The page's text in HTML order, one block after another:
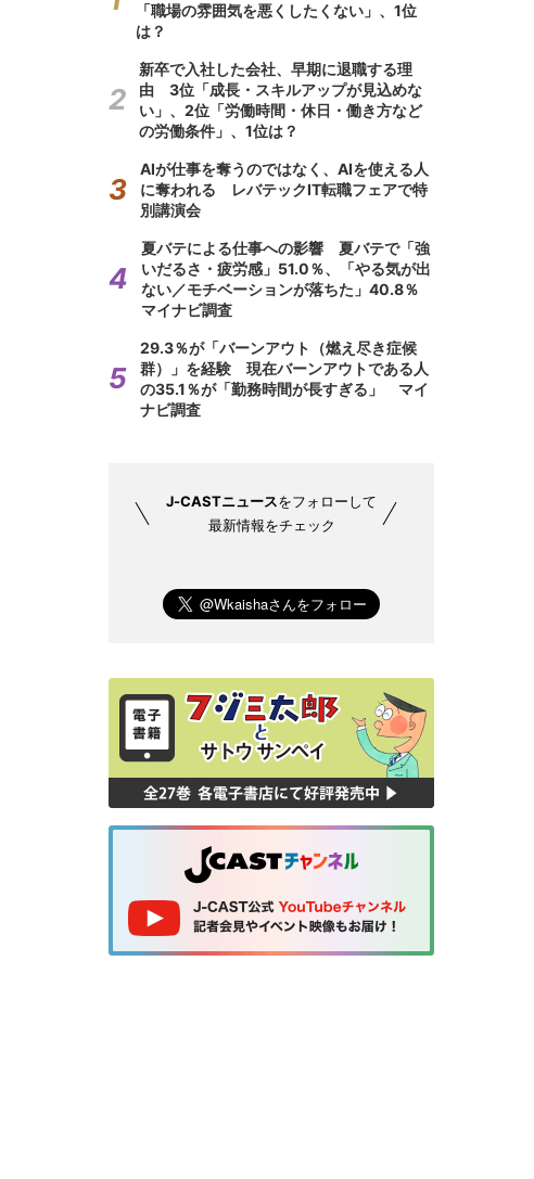
「職場の雰囲気を悪くしたくない」、1位
は？
新卒で入社した会社、早期に退職する理
由 3位「成長・スキルアップが見込めな
い」、2位「労働時間・休日・働き方など
の労働条件」、1位は？
AIが仕事を奪うのではなく、AIを使える人
に奪われる レバテックIT転職フェアで特
別講演会
夏バテによる仕事への影響 夏バテで「強
いだるさ・疲労感」51.0％、「やる気が出
ない／モチベーションが落ちた」40.8％
マイナビ調査
29.3％が「バーンアウト（燃え尽き症候
群）」を経験 現在バーンアウトである人
の35.1％が「勤務時間が長すぎる」 マイ
ナビ調査
J-CASTニュースをフォローして
最新情報をチェック